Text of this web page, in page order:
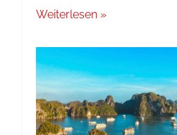
Weiterlesen »